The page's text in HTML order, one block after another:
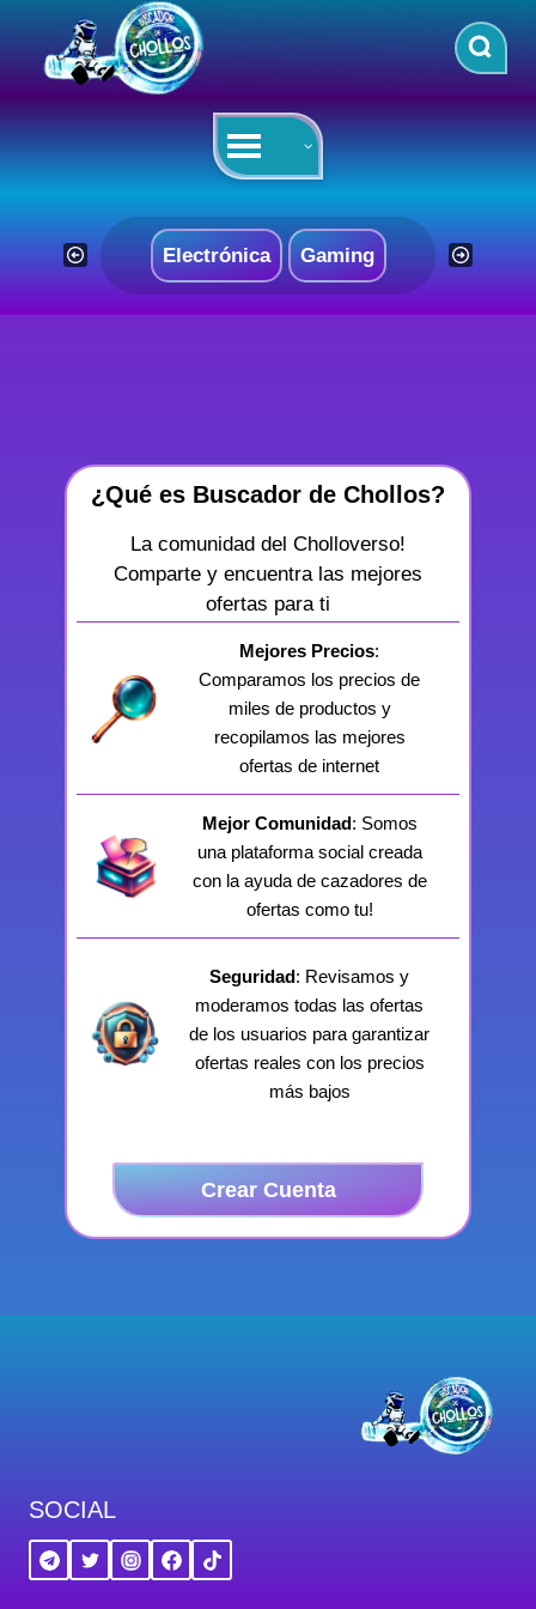
contenido
Electrónica Gaming
¿Qué es Buscador de Chollos?
La comunidad del Cholloverso!
Comparte y encuentra las mejores
ofertas para ti
Mejores Precios:
Comparamos los precios de
miles de productos y
recopilamos las mejores
ofertas de internet
Mejor Comunidad: Somos
una plataforma social creada
con la ayuda de cazadores de
ofertas como tu!
Seguridad: Revisamos y
moderamos todas las ofertas
de los usuarios para garantizar
ofertas reales con los precios
más bajos
Crear Cuenta
SOCIAL